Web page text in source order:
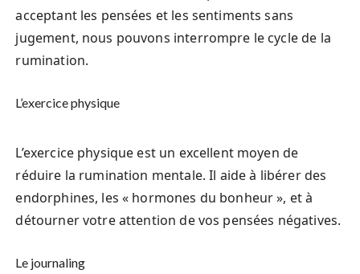
acceptant les pensées et les sentiments sans
jugement, nous pouvons interrompre le cycle de la
rumination.
L’exercice physique
L’exercice physique est un excellent moyen de
réduire la rumination mentale. Il aide à libérer des
endorphines, les « hormones du bonheur », et à
détourner votre attention de vos pensées négatives.
Le journaling